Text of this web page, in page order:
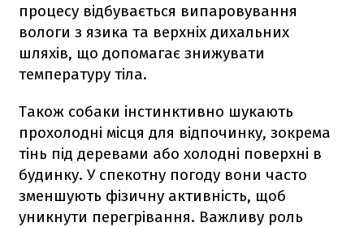
процесу відбувається випаровування
вологи з язика та верхніх дихальних
шляхів, що допомагає знижувати
температуру тіла.
Також собаки інстинктивно шукають
прохолодні місця для відпочинку, зокрема
тінь під деревами або холодні поверхні в
будинку. У спекотну погоду вони часто
зменшують фізичну активність, щоб
уникнути перегрівання. Важливу роль